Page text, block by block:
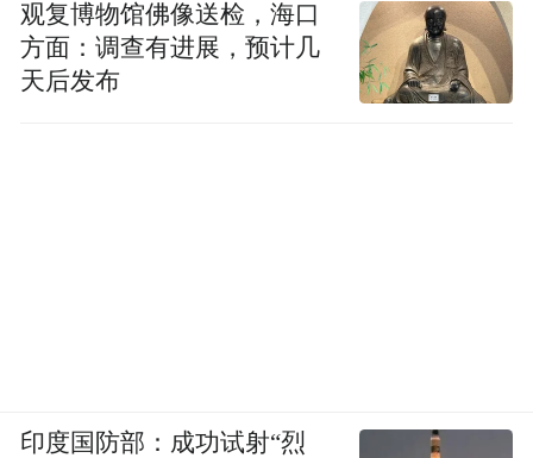
观复博物馆佛像送检，海口
方面：调查有进展，预计几
天后发布
印度国防部：成功试射“烈